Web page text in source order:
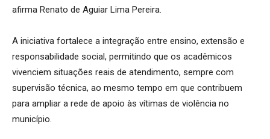
afirma Renato de Aguiar Lima Pereira.
A iniciativa fortalece a integração entre ensino, extensão e
responsabilidade social, permitindo que os acadêmicos
vivenciem situações reais de atendimento, sempre com
supervisão técnica, ao mesmo tempo em que contribuem
para ampliar a rede de apoio às vítimas de violência no
município.